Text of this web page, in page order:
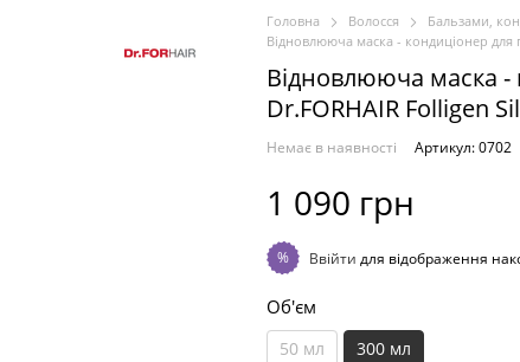
Головна Волосся
Бальзами,
Відновлююча маска - кондиціонер
Відновлююча маска -
Dr.FORHAIR Folligen
Немає в наявності Артикул: 0702
1 090 грн
% Ввійти для відображення
Об'єм
50 мл 300 мл